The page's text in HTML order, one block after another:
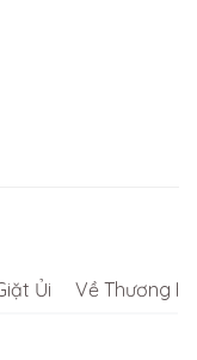
Ủi Về Thương